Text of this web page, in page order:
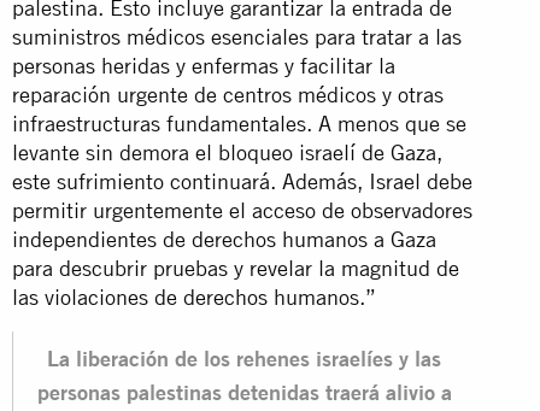
palestina. Esto incluye garantizar la entrada de
suministros médicos esenciales para tratar a las
personas heridas y enfermas y facilitar la
reparación urgente de centros médicos y otras
infraestructuras fundamentales. A menos que se
levante sin demora el bloqueo israelí de Gaza,
este sufrimiento continuará. Además, Israel debe
permitir urgentemente el acceso de observadores
independientes de derechos humanos a Gaza
para descubrir pruebas y revelar la magnitud de
las violaciones de derechos humanos.”
La liberación de los rehenes israelíes y las
personas palestinas detenidas traerá alivio a